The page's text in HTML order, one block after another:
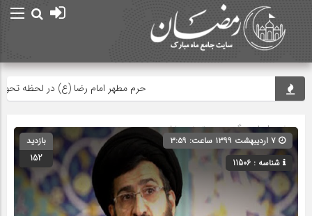
حرم مطهر امام رضا (ع) در لحظه تحویل
صفحه اصلی» گروه » دسته‌بندی نشده
شناسه : 11506
بازدید
152